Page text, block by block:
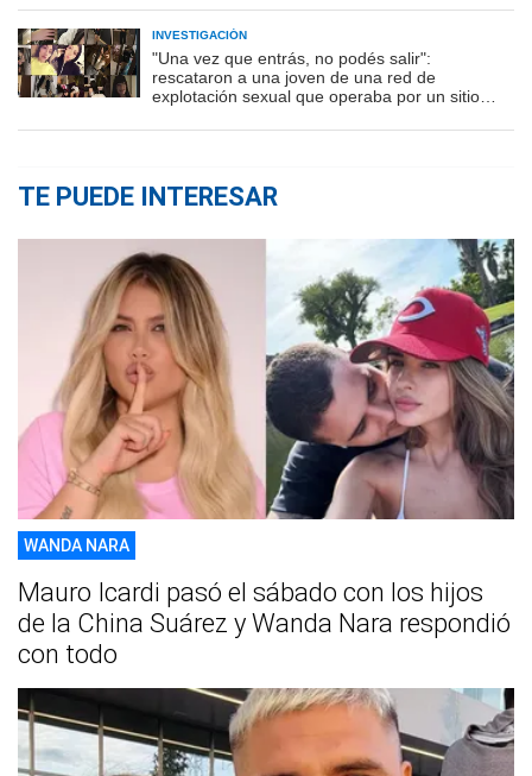
INVESTIGACIÓN
"Una vez que entrás, no podés salir":
rescataron a una joven de una red de
explotación sexual que operaba por un sitio
TE PUEDE INTERESAR
WANDA NARA
Mauro Icardi pasó el sábado con los hijos
de la China Suárez y Wanda Nara respondió
con todo